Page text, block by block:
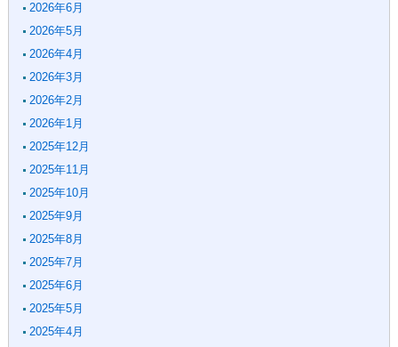
2026年6月
2026年5月
2026年4月
2026年3月
2026年2月
2026年1月
2025年12月
2025年11月
2025年10月
2025年9月
2025年8月
2025年7月
2025年6月
2025年5月
2025年4月